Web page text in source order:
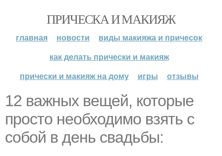
ПРИЧЕСКА И МАКИЯЖ
главная новости
виды макияжа и причесок
как делать прически и макияж
прически и макияж на дому
игры отзывы
12 важных вещей, которые
просто необходимо взять с
собой в день свадьбы: